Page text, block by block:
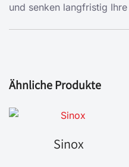
und senken langfristig
Ähnliche Produkte
Sinox